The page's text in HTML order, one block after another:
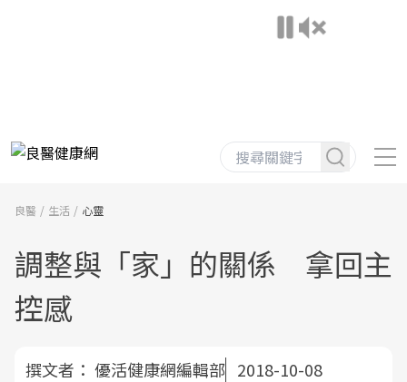
良醫 生活 心靈
調整與「家」的關係 拿回主
控感
撰文者： 優活健康網編輯部 2018-10-08